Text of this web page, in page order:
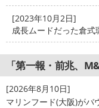
[2023年10月2日]
成長ムードだった倉
「第一報・前兆、
[2026年8月10日]
マリンフード(大阪)が